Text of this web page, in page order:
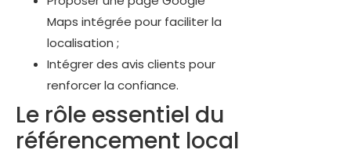
Maps intégrée pour faciliter la
localisation ;
Intégrer des avis clients pour
renforcer la confiance.
Le rôle essentiel du
référencement local